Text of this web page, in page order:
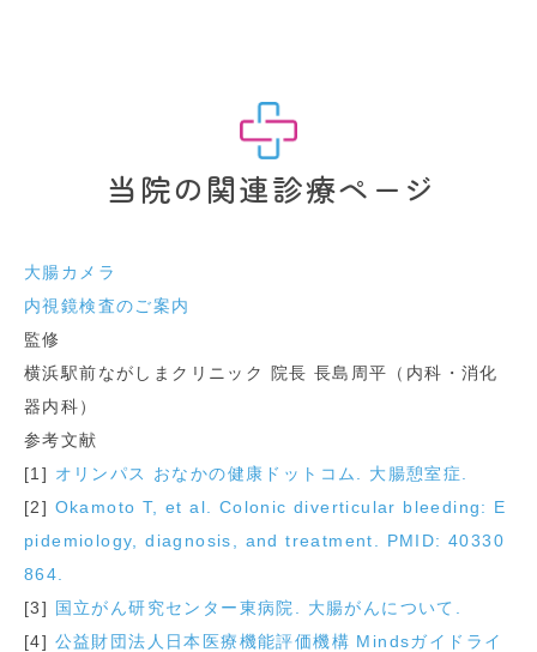
当院の関連診療ページ
大腸カメラ
内視鏡検査のご案内
監修
横浜駅前ながしまクリニック 院長 長島周平（内科・消化
器内科）
参考文献
[1] オリンパス おなかの健康ドットコム. 大腸憩室症.
[2] Okamoto T, et al. Colonic diverticular bleeding: E
pidemiology, diagnosis, and treatment. PMID: 40330
864.
[3]
国立がん研究センター東病院. 大腸がんについて.
[4] 公益財団法人日本医療機能評価機構 Mindsガイドライ